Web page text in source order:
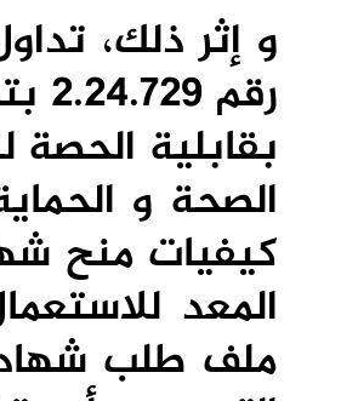
و إثر ذلك،
بقابلية الحصة
الصحة و
كيفيات منح
المعد
ملف طلب